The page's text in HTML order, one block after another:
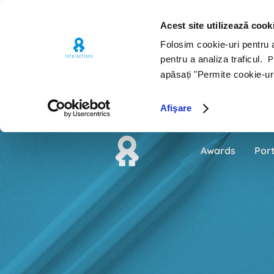
Acest site utilizează
Folosim cookie-uri pentru
pentru a analiza traficul.
apăsați "Permite cookie-
Afişare
Awards